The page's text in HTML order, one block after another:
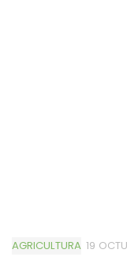
AGRICULTURA 19